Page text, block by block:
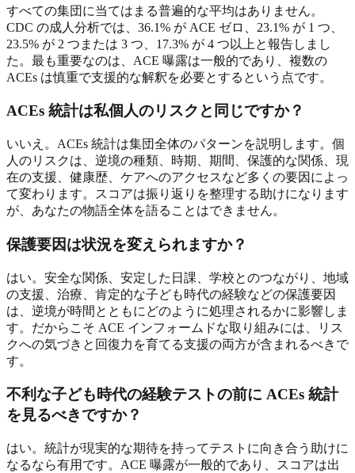
すべての集団に当てはまる普遍的な平均はありません。
CDC の成人分析では、36.1% が ACE ゼロ、23.1% が 1 つ、
23.5% が 2 つまたは 3 つ、17.3% が 4 つ以上と報告しまし
た。最も重要なのは、ACE 曝露は一般的であり、複数の
ACEs は慎重で支援的な解釈を必要とするという点です。
ACEs 統計は私個人のリスクと同じですか？
いいえ。ACEs 統計は集団全体のパターンを説明します。個
人のリスクは、逆境の種類、時期、期間、保護的な関係、現
在の支援、健康歴、ケアへのアクセスなど多くの要因によっ
て変わります。スコアは振り返りを整理する助けになります
が、あなたの物語全体を語ることはできません。
保護要因は状況を変えられますか？
はい。安全な関係、安定した日課、学校とのつながり、地域
の支援、治療、肯定的な子ども時代の経験などの保護要因
は、逆境が時間とともにどのように処理されるかに影響しま
す。だからこそ ACE インフォームドな取り組みには、リス
クへの気づきと回復力を育てる支援の両方が含まれるべきで
す。
不利な子ども時代の経験テストの前に ACEs 統計
を見るべきですか？
はい。統計が現実的な期待を持ってテストに向き合う助けに
なるなら有用です。ACE 曝露が一般的であり、スコアは出